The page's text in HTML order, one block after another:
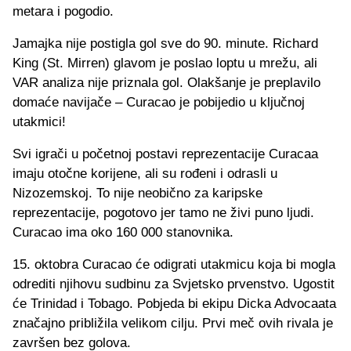
metara i pogodio.
Jamajka nije postigla gol sve do 90. minute. Richard
King (St. Mirren) glavom je poslao loptu u mrežu, ali
VAR analiza nije priznala gol. Olakšanje je preplavilo
domaće navijače – Curacao je pobijedio u ključnoj
utakmici!
Svi igrači u početnoj postavi reprezentacije Curacaa
imaju otočne korijene, ali su rođeni i odrasli u
Nizozemskoj. To nije neobično za karipske
reprezentacije, pogotovo jer tamo ne živi puno ljudi.
Curacao ima oko 160 000 stanovnika.
15. oktobra Curacao će odigrati utakmicu koja bi mogla
odrediti njihovu sudbinu za Svjetsko prvenstvo. Ugostit
će Trinidad i Tobago. Pobjeda bi ekipu Dicka Advocaata
značajno približila velikom cilju. Prvi meč ovih rivala je
završen bez golova.